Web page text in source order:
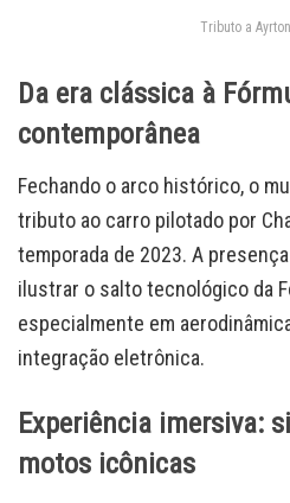
Tributo a
Da era clássica à
contemporânea
Fechando o arco histórico, o
tributo ao carro pilotado por
temporada de 2023. A
ilustrar o salto tecnológico da
especialmente em
integração eletrônica.
Experiência imersiva:
motos icônicas